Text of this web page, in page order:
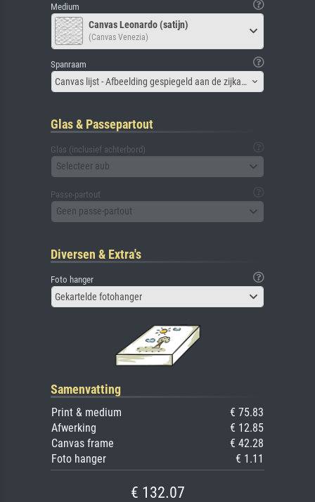
Medium
Canvas Leonardo (satijn)
(Canvas Venezia)
Spanraam
Canvas lijst - Afbeelding gespiegeld aan de zijkant
Glas & Passepartout
Glas (inclusief achterbord)
Selecteer aub
Passe-partout
Geen passe-partout
Diversen & Extra's
Foto hanger
Gekartelde fotohanger
Samenvatting
Print & medium
€ 75.83
Afwerking
€ 12.85
Canvas frame
€ 42.28
Foto hanger
€ 1.11
€ 132.07